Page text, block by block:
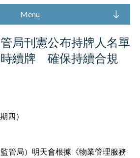
Menu
局刊憲公布持牌人名單
續牌 確保持續合規
四）
管局）明天會根據《物業管理服務